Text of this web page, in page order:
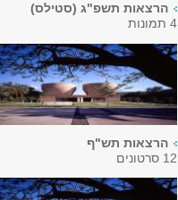
הרצאות תשפ"ג (סטילס)
4 תמונות
הרצאות תש"ף
12 סרטונים